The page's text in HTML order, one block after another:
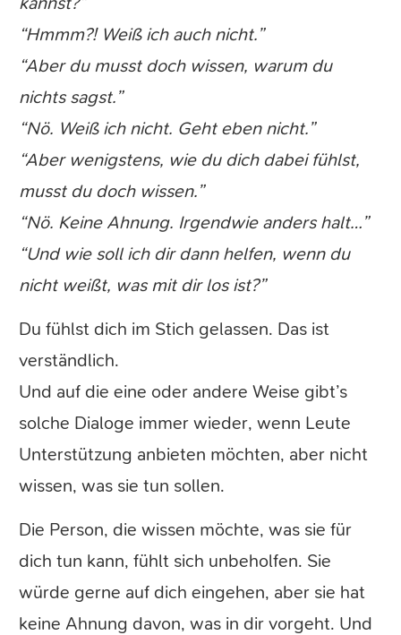
“Hmmm?! Weiß ich auch nicht.”
“Aber du musst doch wissen, warum du
nichts sagst.”
“Nö. Weiß ich nicht. Geht eben nicht.”
“Aber wenigstens, wie du dich dabei fühlst,
musst du doch wissen.”
“Nö. Keine Ahnung. Irgendwie anders halt…”
“Und wie soll ich dir dann helfen, wenn du
nicht weißt, was mit dir los ist?”
Du fühlst dich im Stich gelassen. Das ist
verständlich.
Und auf die eine oder andere Weise gibt’s
solche Dialoge immer wieder, wenn Leute
Unterstützung anbieten möchten, aber nicht
wissen, was sie tun sollen.
Die Person, die wissen möchte, was sie für
dich tun kann, fühlt sich unbeholfen. Sie
würde gerne auf dich eingehen, aber sie hat
keine Ahnung davon, was in dir vorgeht. Und